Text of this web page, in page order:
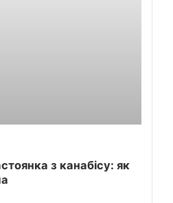
з канабісу: як